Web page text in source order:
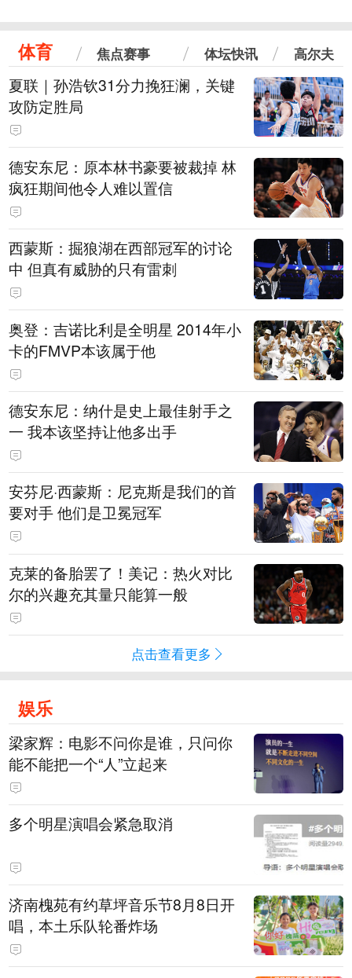
体育 焦点赛事 体坛快讯 高尔夫
夏联｜孙浩钦31分力挽狂澜，关键
攻防定胜局
德安东尼：原本林书豪要被裁掉 林
疯狂期间他令人难以置信
西蒙斯：掘狼湖在西部冠军的讨论
中 但真有威胁的只有雷刺
奥登：吉诺比利是全明星 2014年小
卡的FMVP本该属于他
德安东尼：纳什是史上最佳射手之
一 我本该坚持让他多出手
安芬尼·西蒙斯：尼克斯是我们的首
要对手 他们是卫冕冠军
克莱的备胎罢了！美记：热火对比
尔的兴趣充其量只能算一般
点击查看更多
娱乐
梁家辉：电影不问你是谁，只问你
能不能把一个“人”立起来
多个明星演唱会紧急取消
济南槐苑有约草坪音乐节8月8日开
唱，本土乐队轮番炸场